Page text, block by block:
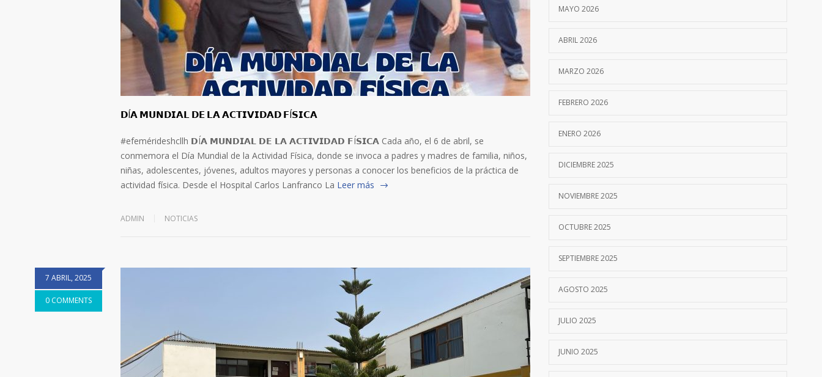
𝗗Í𝗔 𝗠𝗨𝗡𝗗𝗜𝗔𝗟 𝗗𝗘 𝗟𝗔 𝗔𝗖𝗧𝗜𝗩𝗜𝗗𝗔𝗗 𝗙Í𝗦𝗜𝗖𝗔
#efemérideshcllh 𝗗Í𝗔 𝗠𝗨𝗡𝗗𝗜𝗔𝗟 𝗗𝗘 𝗟𝗔 𝗔𝗖𝗧𝗜𝗩𝗜𝗗𝗔𝗗 𝗙Í𝗦𝗜𝗖𝗔 Cada año, el 6 de abril, se
conmemora el Día Mundial de la Actividad Física, donde se invoca a padres y madres de familia, niños,
niñas, adolescentes, jóvenes, adultos mayores y personas a conocer los beneficios de la práctica de
actividad física. Desde el Hospital Carlos Lanfranco La Leer más
ADMIN NOTICIAS
7 ABRIL, 2025
0 COMMENTS
MAYO 2026
ABRIL 2026
MARZO 2026
FEBRERO 2026
ENERO 2026
DICIEMBRE 2025
NOVIEMBRE 2025
OCTUBRE 2025
SEPTIEMBRE 2025
AGOSTO 2025
JULIO 2025
JUNIO 2025